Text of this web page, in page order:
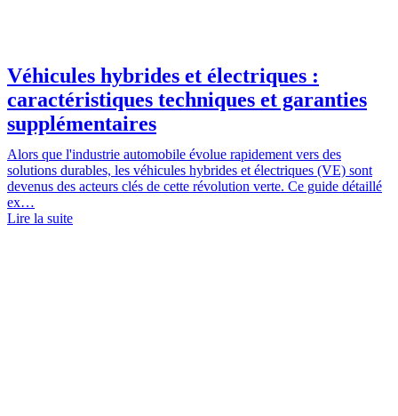
Véhicules hybrides et électriques :
caractéristiques techniques et garanties
supplémentaires
Alors que l'industrie automobile évolue rapidement vers des
solutions durables, les véhicules hybrides et électriques (VE) sont
devenus des acteurs clés de cette révolution verte. Ce guide détaillé
ex…
Lire la suite